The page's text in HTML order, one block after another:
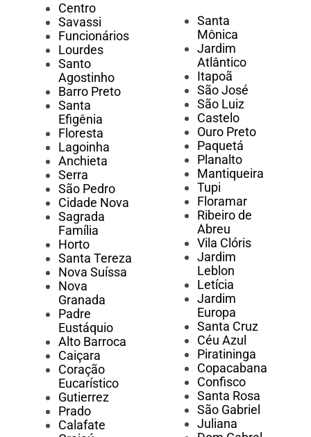
Centro
Savassi
Funcionários
Lourdes
Santo
Agostinho
Barro Preto
Santa
Efigênia
Floresta
Lagoinha
Anchieta
Serra
São Pedro
Cidade Nova
Sagrada
Família
Horto
Santa Tereza
Nova Suíssa
Nova
Granada
Padre
Eustáquio
Alto Barroca
Caiçara
Coração
Eucarístico
Gutierrez
Prado
Calafate
Santa
Mônica
Jardim
Atlântico
Itapoã
São José
São Luiz
Castelo
Ouro Preto
Paquetá
Planalto
Mantiqueira
Tupi
Floramar
Ribeiro de
Abreu
Vila Clóris
Jardim
Leblon
Letícia
Jardim
Europa
Santa Cruz
Céu Azul
Piratininga
Copacabana
Confisco
Santa Rosa
São Gabriel
Juliana